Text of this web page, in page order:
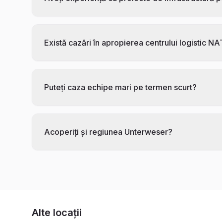
Există cazări în apropierea centrului logistic
Puteți caza echipe mari pe termen scurt?
Acoperiți și regiunea Unterweser?
Alte locații